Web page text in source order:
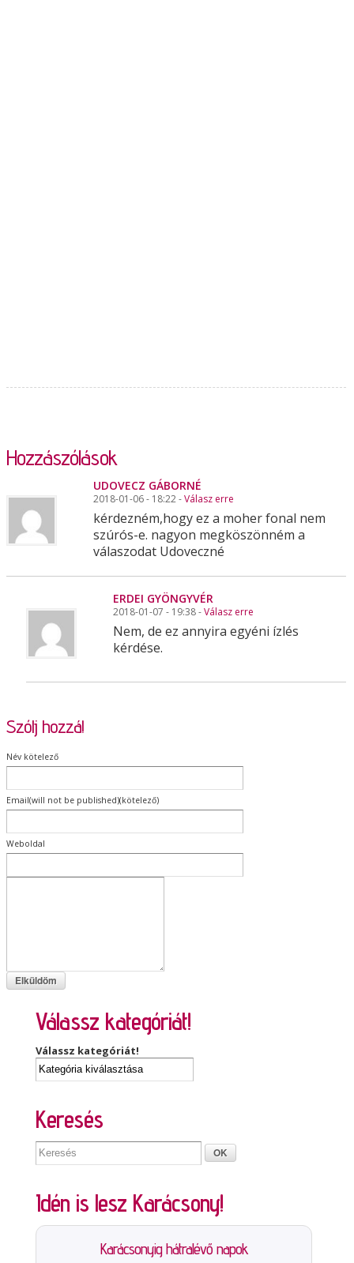
Hozzászólások
UDOVECZ GÁBORNÉ
2018-01-06 - 18:22 -Válasz erre
kérdezném,hogy ez a moher fonal nem
szúrós-e. nagyon megköszönném a
válaszodat Udoveczné
ERDEI GYÖNGYVÉR
2018-01-07 - 19:38 -Válasz erre
Nem, de ez annyira egyéni ízlés
kérdése.
Szólj hozzá!
Név kötelező
Email(will not be published)(kötelező)
Weboldal
Válassz kategóriát!
Válassz kategóriát!
Keresés
Idén is lesz Karácsony!
Karácsonyig hátralévő napok